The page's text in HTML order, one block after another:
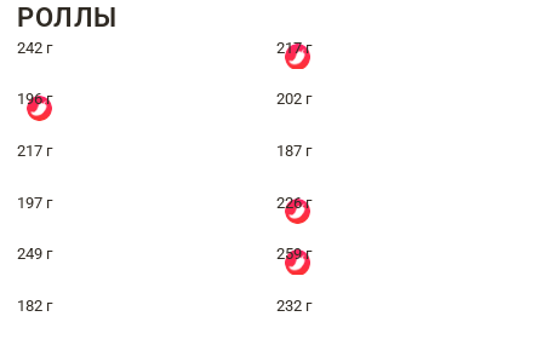
РОЛЛЫ
242 г 217 г
196 г 202 г
217 г 187 г
197 г 226 г
249 г 259 г
182 г 232 г